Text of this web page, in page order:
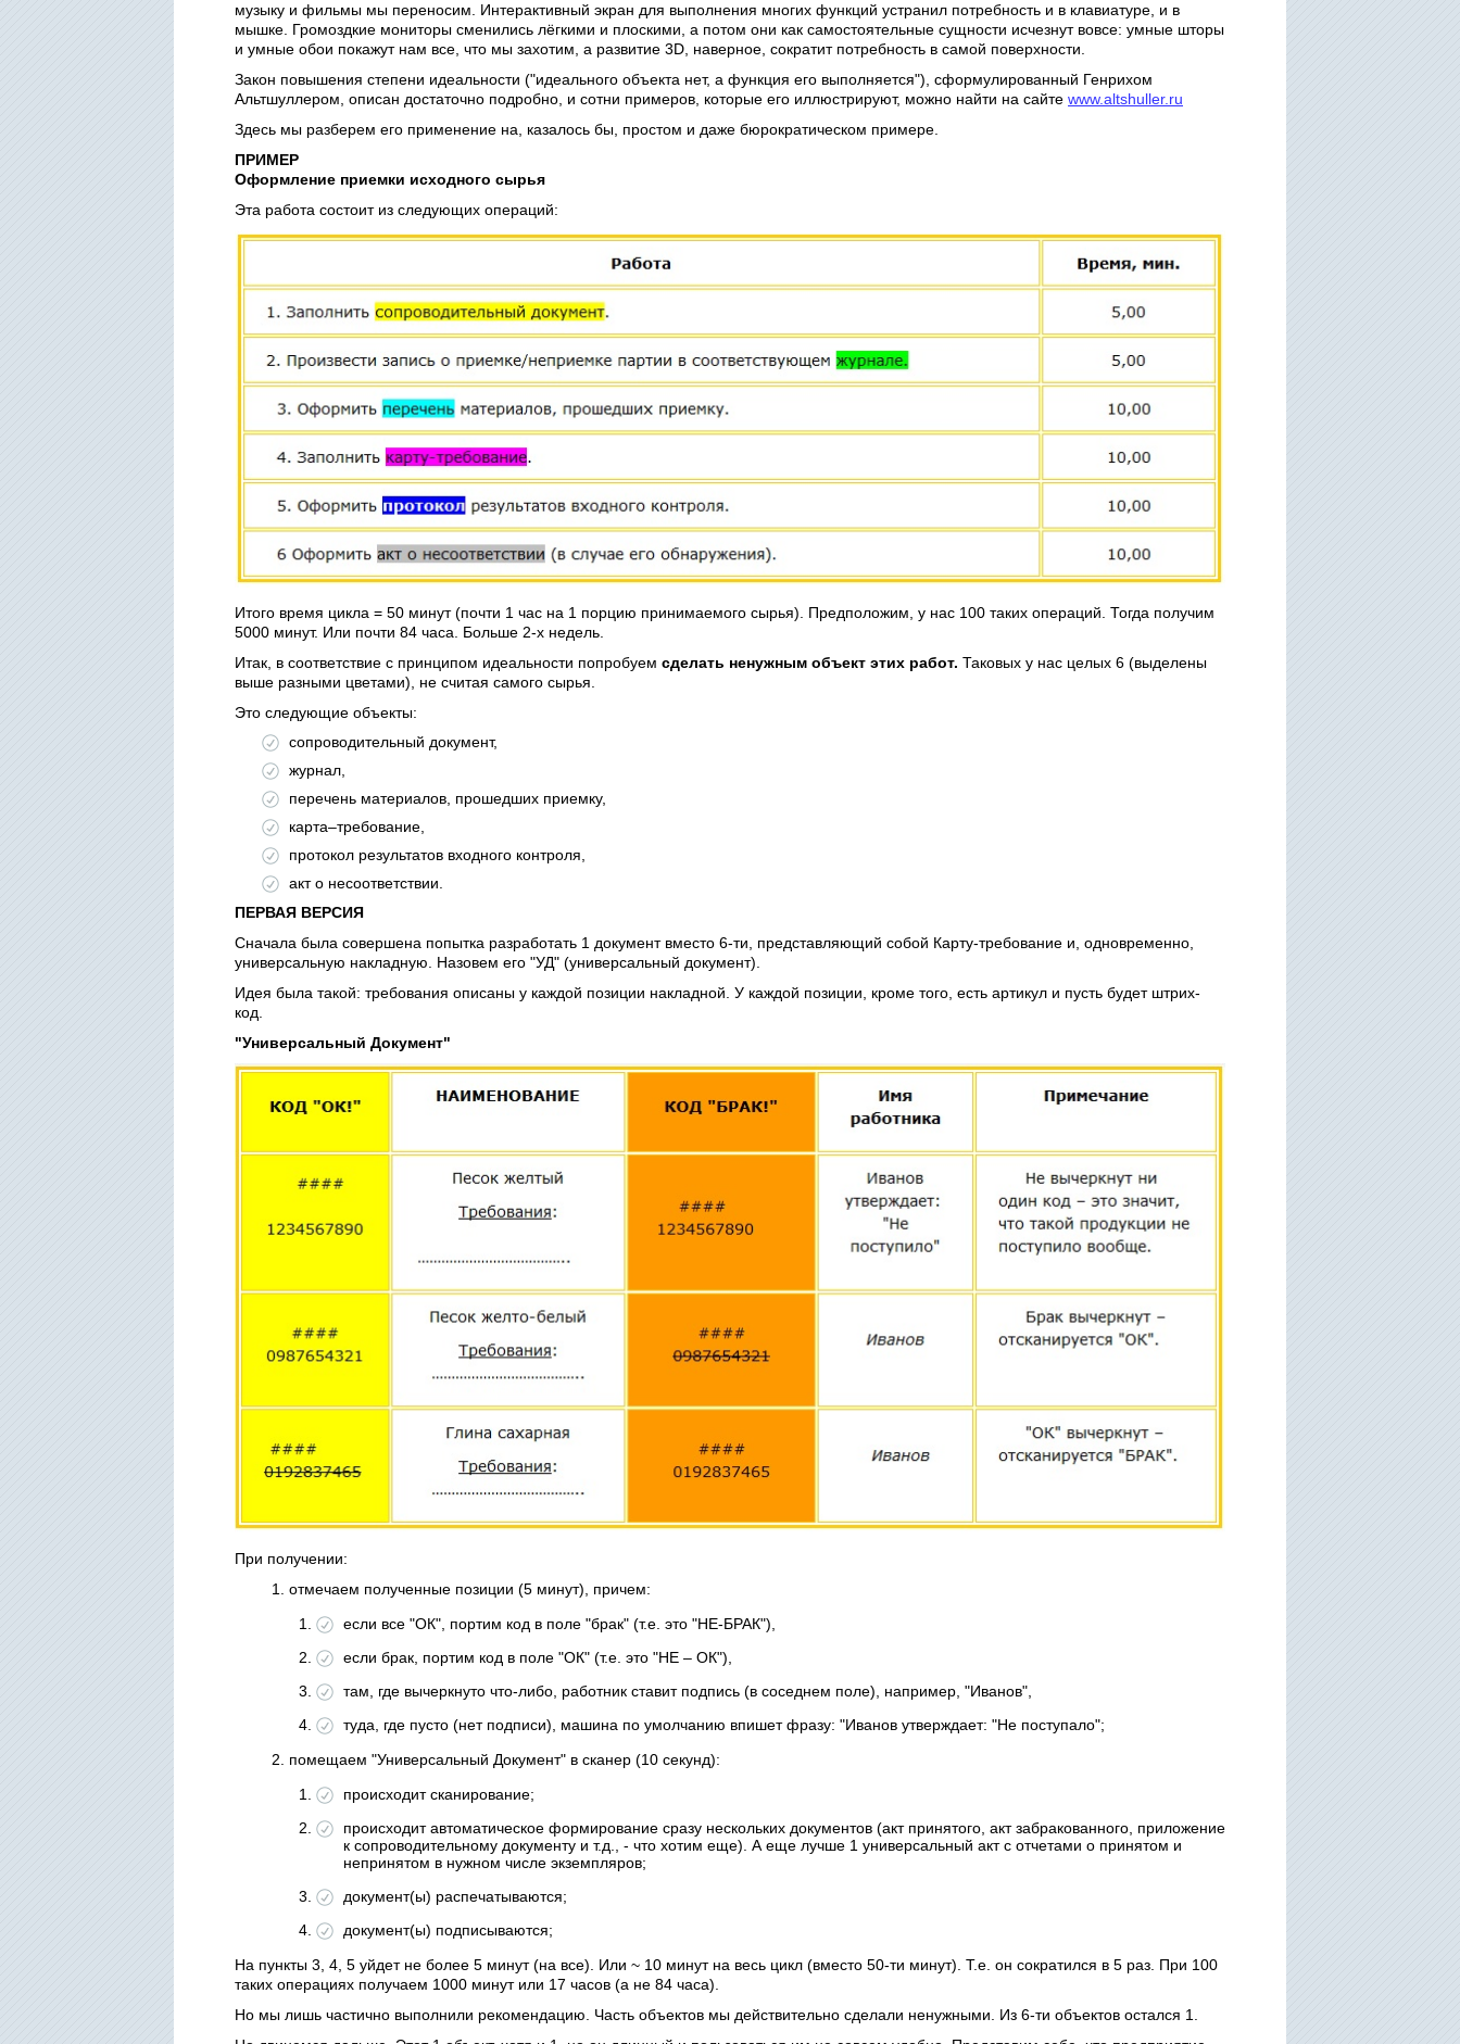
музыку и фильмы мы переносим. Интерактивный экран для выполнения многих функций устранил потребность и в клавиатуре, и в
мышке. Громоздкие мониторы сменились лёгкими и плоскими, а потом они как самостоятельные сущности исчезнут вовсе: умные шторы
и умные обои покажут нам все, что мы захотим, а развитие 3D, наверное, сократит потребность в самой поверхности.
Закон повышения степени идеальности ("идеального объекта нет, а функция его выполняется"), сформулированный Генрихом
Альтшуллером, описан достаточно подробно, и сотни примеров, которые его иллюстрируют, можно найти на сайте www.altshuller.ru
Здесь мы разберем его применение на, казалось бы, простом и даже бюрократическом примере.
ПРИМЕР
Оформление приемки исходного сырья
Эта работа состоит из следующих операций:
Итого время цикла = 50 минут (почти 1 час на 1 порцию принимаемого сырья). Предположим, у нас 100 таких операций. Тогда получим
5000 минут. Или почти 84 часа. Больше 2-х недель.
Итак, в соответствие с принципом идеальности попробуем сделать ненужным объект этих работ. Таковых у нас целых 6 (выделены
выше разными цветами), не считая самого сырья.
Это следующие объекты:
сопроводительный документ,
журнал,
перечень материалов, прошедших приемку,
карта–требование,
протокол результатов входного контроля,
акт о несоответствии.
ПЕРВАЯ ВЕРСИЯ
Сначала была совершена попытка разработать 1 документ вместо 6-ти, представляющий собой Карту-требование и, одновременно,
универсальную накладную. Назовем его "УД" (универсальный документ).
Идея была такой: требования описаны у каждой позиции накладной. У каждой позиции, кроме того, есть артикул и пусть будет штрих-
код.
"Универсальный Документ"
При получении:
отмечаем полученные позиции (5 минут), причем:
если все "ОК", портим код в поле "брак" (т.е. это "НЕ-БРАК"),
если брак, портим код в поле "ОК" (т.е. это "НЕ – ОК"),
там, где вычеркнуто что-либо, работник ставит подпись (в соседнем поле), например, "Иванов",
туда, где пусто (нет подписи), машина по умолчанию впишет фразу: "Иванов утверждает: "Не поступало";
помещаем "Универсальный Документ" в сканер (10 секунд):
происходит сканирование;
происходит автоматическое формирование сразу нескольких документов (акт принятого, акт забракованного, приложение
к сопроводительному документу и т.д., - что хотим еще). А еще лучше 1 универсальный акт с отчетами о принятом и
непринятом в нужном числе экземпляров;
документ(ы) распечатываются;
документ(ы) подписываются;
На пункты 3, 4, 5 уйдет не более 5 минут (на все). Или ~ 10 минут на весь цикл (вместо 50-ти минут). Т.е. он сократился в 5 раз. При 100
таких операциях получаем 1000 минут или 17 часов (а не 84 часа).
Но мы лишь частично выполнили рекомендацию. Часть объектов мы действительно сделали ненужными. Из 6-ти объектов остался 1.